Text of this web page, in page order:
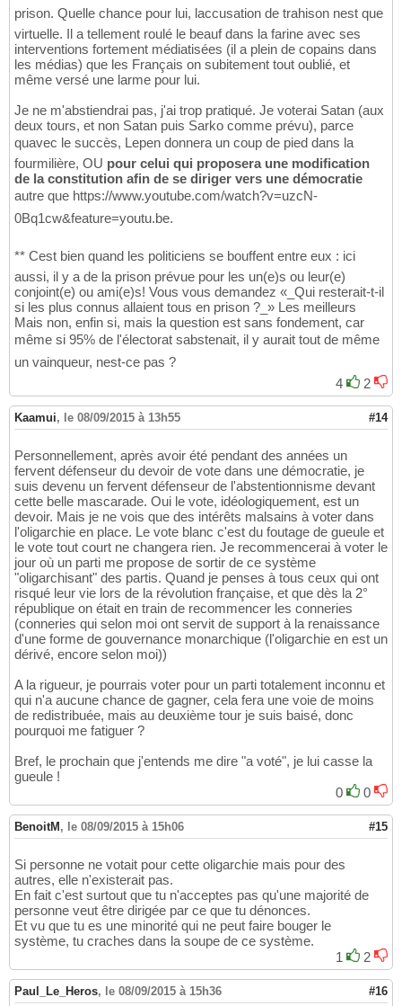
prison. Quelle chance pour lui, laccusation de trahison nest que
virtuelle. Il a tellement roulé le beauf dans la farine avec ses
interventions fortement médiatisées (il a plein de copains dans
les médias) que les Français on subitement tout oublié, et
même versé une larme pour lui.
Je ne m'abstiendrai pas, j'ai trop pratiqué. Je voterai Satan (aux
deux tours, et non Satan puis Sarko comme prévu), parce
quavec le succès, Lepen donnera un coup de pied dans la
fourmilière, OU pour celui qui proposera une modification
de la constitution afin de se diriger vers une démocratie
autre que https://www.youtube.com/watch?v=uzcN-
0Bq1cw&feature=youtu.be.
** Cest bien quand les politiciens se bouffent entre eux : ici
aussi, il y a de la prison prévue pour les un(e)s ou leur(e)
conjoint(e) ou ami(e)s! Vous vous demandez «_Qui resterait-t-il
si les plus connus allaient tous en prison ?_» Les meilleurs
Mais non, enfin si, mais la question est sans fondement, car
même si 95% de l'électorat sabstenait, il y aurait tout de même
un vainqueur, nest-ce pas ?
4
2
Kaamui, le 08/09/2015 à 13h55 #14
Personnellement, après avoir été pendant des années un
fervent défenseur du devoir de vote dans une démocratie, je
suis devenu un fervent défenseur de l'abstentionnisme devant
cette belle mascarade. Oui le vote, idéologiquement, est un
devoir. Mais je ne vois que des intérêts malsains à voter dans
l'oligarchie en place. Le vote blanc c'est du foutage de gueule et
le vote tout court ne changera rien. Je recommencerai à voter le
jour où un parti me propose de sortir de ce système
"oligarchisant" des partis. Quand je penses à tous ceux qui ont
risqué leur vie lors de la révolution française, et que dès la 2°
république on était en train de recommencer les conneries
(conneries qui selon moi ont servit de support à la renaissance
d'une forme de gouvernance monarchique (l'oligarchie en est un
dérivé, encore selon moi))
A la rigueur, je pourrais voter pour un parti totalement inconnu et
qui n'a aucune chance de gagner, cela fera une voie de moins
de redistribuée, mais au deuxième tour je suis baisé, donc
pourquoi me fatiguer ?
Bref, le prochain que j'entends me dire "a voté", je lui casse la
gueule !
0
0
BenoitM , le 08/09/2015 à 15h06 #15
Si personne ne votait pour cette oligarchie mais pour des
autres, elle n'existerait pas.
En fait c'est surtout que tu n'acceptes pas qu'une majorité de
personne veut être dirigée par ce que tu dénonces.
Et vu que tu es une minorité qui ne peut faire bouger le
système, tu craches dans la soupe de ce système.
1
2
Paul_Le_Heros, le 08/09/2015 à 15h36 #16